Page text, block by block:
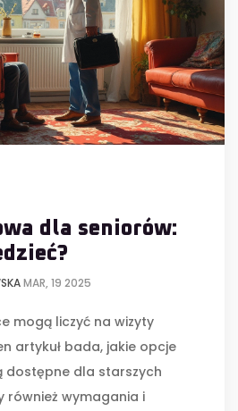
dla seniorów:
MAR, 19 2025
mogą liczyć na wizyty
artykuł bada, jakie opcje
dostępne dla starszych
również wymagania i